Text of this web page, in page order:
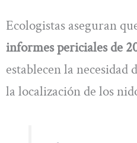
Ecologistas aseguran
informes periciales de
establecen la necesidad
la localización de los